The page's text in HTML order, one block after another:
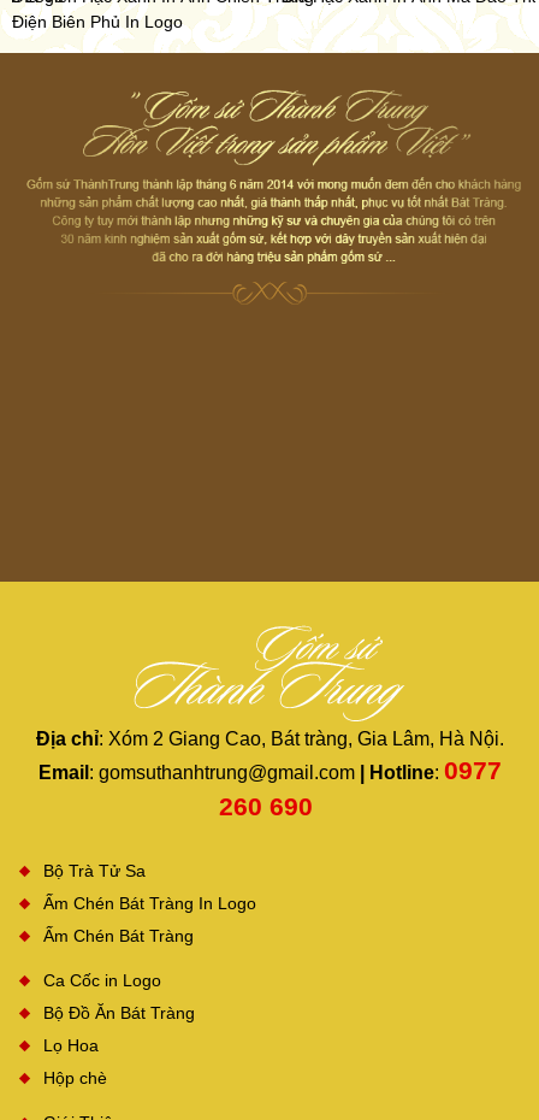
Địa chỉ: Xóm 2 Giang Cao, Bát tràng, Gia Lâm, Hà Nội.​
Email : gomsuthanhtrung@gmail.com| Hotline: 0977
260 690 ​
Bộ Trà Tử Sa
Ấm Chén Bát Tràng In Logo
Ấm Chén Bát Tràng
Ca Cốc in Logo
Bộ Đồ Ăn Bát Tràng
Lọ Hoa
Hộp chè